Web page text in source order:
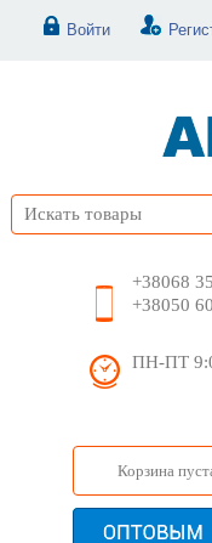
Войти
+38068
+38050
ПН-ПТ
Корзина